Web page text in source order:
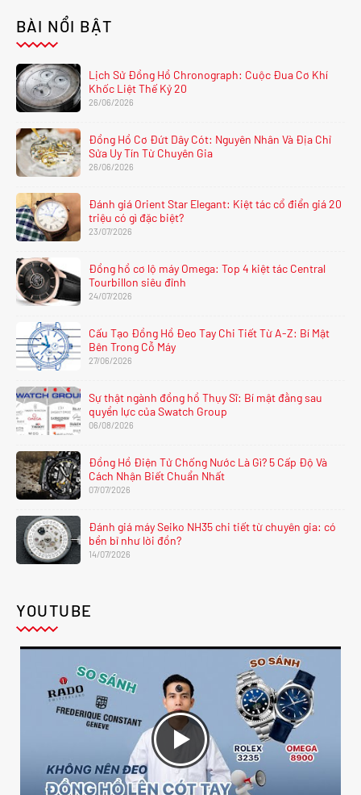
BÀI NỔI BẬT
Lịch Sử Đồng Hồ Chronograph: Cuộc Đua Cơ Khí
Khốc Liệt Thế Kỷ 20
26/06/2026
Đồng Hồ Cơ Đứt Dây Cót: Nguyên Nhân Và Địa Chỉ
Sửa Uy Tín Từ Chuyên Gia
26/06/2026
Đánh giá Orient Star Elegant: Kiệt tác cổ điển giá 20
triệu có gì đặc biệt?
23/07/2026
Đồng hồ cơ lộ máy Omega: Top 4 kiệt tác Central
Tourbillon siêu đỉnh
24/07/2026
Cấu Tạo Đồng Hồ Đeo Tay Chi Tiết Từ A-Z: Bí Mật
Bên Trong Cỗ Máy
27/06/2026
Sự thật ngành đồng hồ Thụy Sĩ: Bí mật đằng sau
quyền lực của Swatch Group
06/08/2026
Đồng Hồ Điện Tử Chống Nước Là Gì? 5 Cấp Độ Và
Cách Nhận Biết Chuẩn Nhất
07/07/2026
Đánh giá máy Seiko NH35 chi tiết từ chuyên gia: có
bền bỉ như lời đồn?
14/07/2026
YOUTUBE